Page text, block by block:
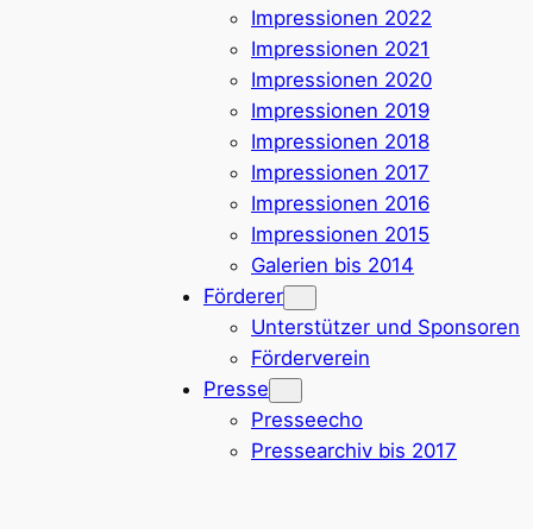
Impressionen 2022
Impressionen 2021
Impressionen 2020
Impressionen 2019
Impressionen 2018
Impressionen 2017
Impressionen 2016
Impressionen 2015
Galerien bis 2014
Förderer
Unterstützer und Sponsoren
Förderverein
Presse
Presseecho
Pressearchiv bis 2017